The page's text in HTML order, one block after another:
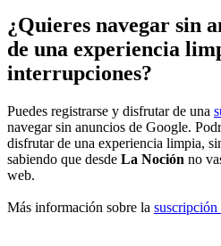
¿Quieres navegar sin
de una experiencia
interrupciones?
Puedes registrarse y disfrutar de una
navegar sin anuncios de Google.
disfrutar de una experiencia limpia,
sabiendo que desde La Noción no
web.
Más información sobre la